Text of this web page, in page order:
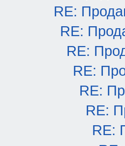
RE:
RE:
RE:
RE:
RE:
RE:
RE: